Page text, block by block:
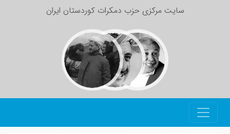
سایت مرکزی حزب دمکرات کوردستان ایران